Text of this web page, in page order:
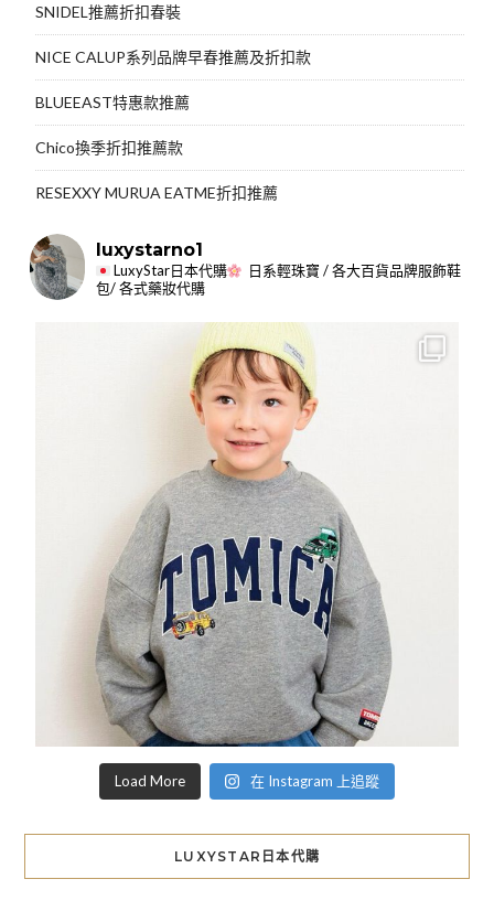
SNIDEL推薦折扣春裝
NICE CALUP系列品牌早春推薦及折扣款
BLUEEAST特惠款推薦
Chico換季折扣推薦款
RESEXXY MURUA EATME折扣推薦
luxystarno1
LuxyStar日本代購
日系輕珠寶 / 各大百貨品牌服飾鞋
包/ 各式藥妝代購
Load More 在 Instagram 上追蹤
LUXYSTAR日本代購